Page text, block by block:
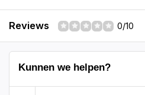
Reviews 0/10
Kunnen we helpen?